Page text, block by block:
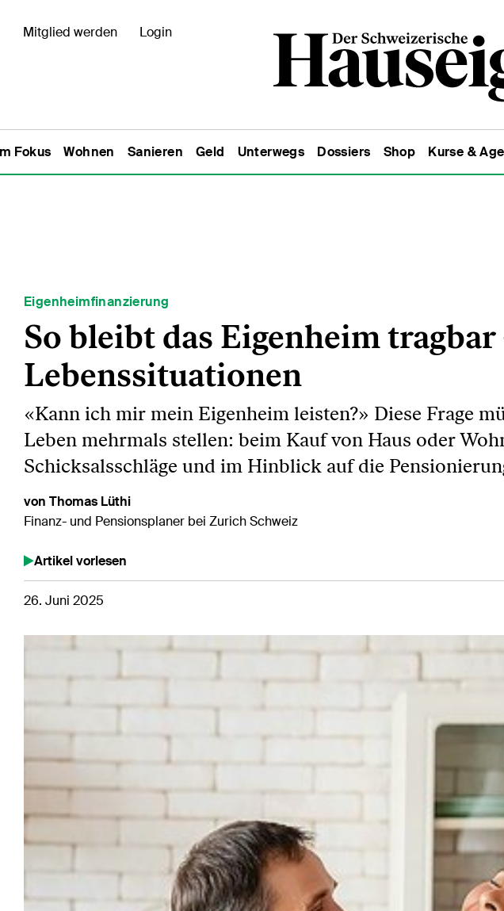
Mitglied werden Login
Fokus Wohnen Sanieren Geld Unterwegs Dossiers Shop Kurse &
Eigenheimfinanzierung
So bleibt das Eigenheim
Lebenssituationen
«Kann ich mir mein Eigenheim leisten?» Diese Frage
Leben mehrmals stellen: beim Kauf von Haus oder
Schicksalsschläge und im Hinblick auf die
von Thomas Lüthi
Finanz- und Pensionsplaner bei Zurich Schweiz
Artikel vorlesen
26. Juni 2025